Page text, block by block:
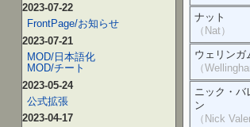
ナット
（Nat）
ウェリンガ
（
ニック・バ
ン
（Nick
2023-07-22
FrontPage/お知らせ
2023-07-21
MOD/日本語化
MOD/チート
2023-05-24
公式拡張
2023-04-17